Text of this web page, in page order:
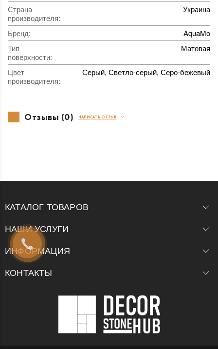
Страна
производителя:
Украина
Бренд:
AquaMo
Тип
поверхности:
Матовая
Цвет
производителя:
Серый, Светло-серый, Серо-бежевый
Отзывы (0) НАПИСАТЬ ОТЗЫВ
КАТАЛОГ ТОВАРОВ
НАШИ УСЛУГИ
ИНФОРМАЦИЯ
КОНТАКТЫ